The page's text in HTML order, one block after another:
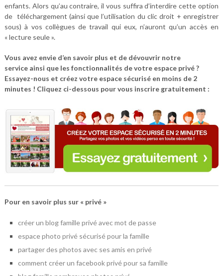
enfants. Alors qu’au contraire, il vous suffira d’interdire cette option
de téléchargement (ainsi que l’utilisation du clic droit + enregistrer
sous) à vos collègues de travail qui eux, n’auront qu’un accès en
« lecture seule ».
Vous avez envie d’en savoir plus et de dévouvrir notre
service ainsi que les fonctionnalités de votre espace privé ?
Essayez-nous et créez votre espace sécurisé en moins de 2
minutes ! Cliquez ci-dessous pour vous inscrire gratuitement :
Pour en savoir plus sur « privé »
créer un blog famille privé avec mot de passe
espace photo privé sécurisé pour la famille
partager des photos avec ses amis en privé
comment créer un facebook privé pour sa famille